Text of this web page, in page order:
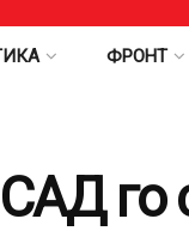
ФРОНТ
САД